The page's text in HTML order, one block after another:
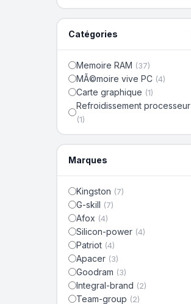
Catégories
Memoire RAM (37)
MÃ©moire vive PC (4)
Carte graphique (1)
Refroidissement processeur
(1)
Marques
Kingston (7)
G-skill (7)
Afox (4)
Silicon-power (4)
Patriot (4)
Apacer (3)
Goodram (3)
Integral-brand (2)
Team-group (2)